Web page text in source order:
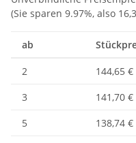
(Sie sparen 9.97%, also
ab
2 144,65 €
3
141,70 €
5
138,74 €